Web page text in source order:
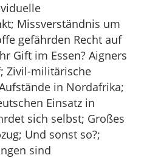
Missverständnis um
gefährden Recht auf
Gift im Essen? Aigners
Zivil-militärische
in Nordafrika;
Einsatz in
sich selbst; Großes
Und sonst so?;
sind